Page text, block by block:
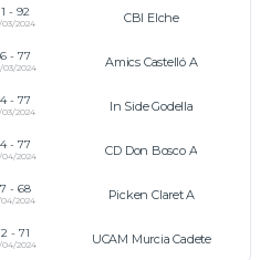
- 92
03/2024 CBI Elche
- 77
03/2024 Amics Castelló A
- 77
03/2024 In Side Godella
- 77
2024 CD Don Bosco A
- 68
04/2024 Picken Claret A
- 71
04/2024 UCAM Murcia Cadete